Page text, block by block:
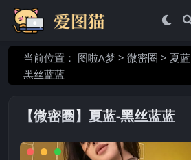
当前位置： 图啦A梦 > 微密圈 > 夏蓝
黑丝蓝蓝
【微密圈】夏蓝-黑丝蓝蓝